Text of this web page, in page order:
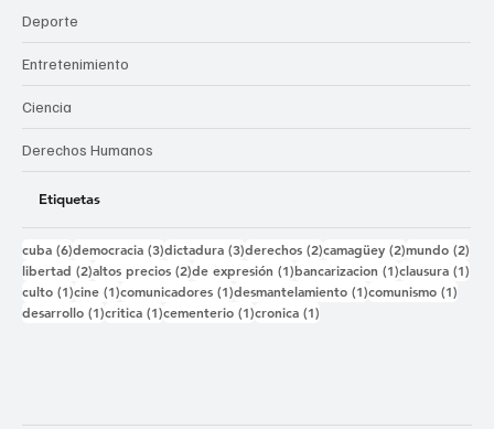
Deporte
Entretenimiento
Ciencia
Derechos Humanos
Etiquetas
cuba (6)6 entradas
democracia (3)3 entradas
dictadura (3)3 entradas
derechos (2)2 entradas
camagüey (2)2 entradas
mundo (2)
libertad (2)2 entradas
altos precios (2)2 entradas
de expresión (1)1 entrada
bancarizacion (1)1 entrada
clausura (1)
culto (1)1 entrada
cine (1)1 entrada
comunicadores (1)1 entrada
desmantelamiento (1)1 entrada
comunismo (1)
desarrollo (1)1 entrada
critica (1)1 entrada
cementerio (1)1 entrada
cronica (1)